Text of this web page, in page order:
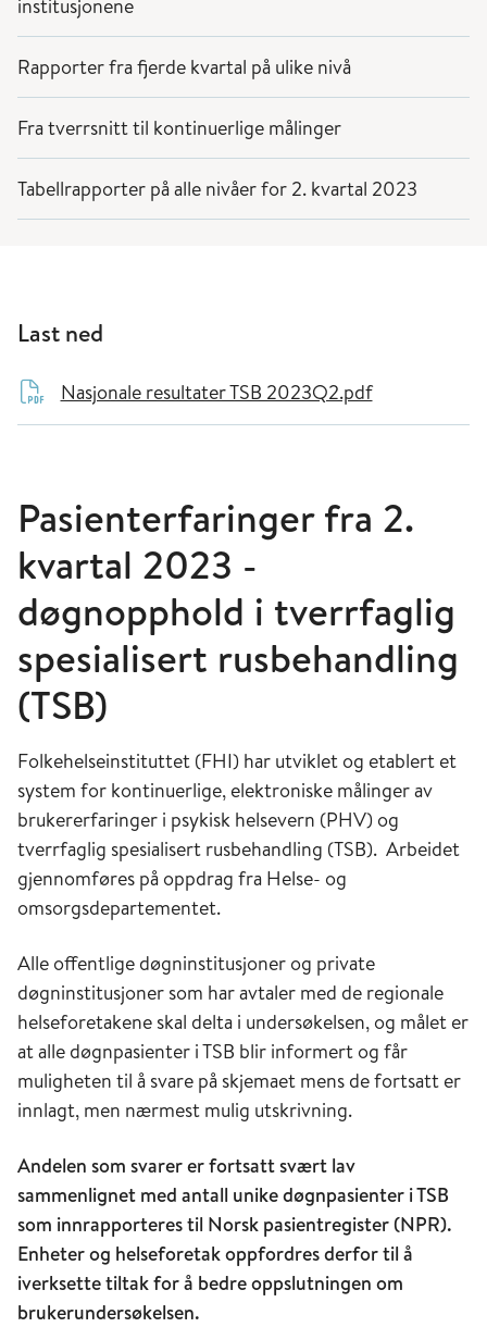
institusjonene
Rapporter fra fjerde kvartal på ulike nivå
Fra tverrsnitt til kontinuerlige målinger
Tabellrapporter på alle nivåer for 2. kvartal 2023
Last ned
Nasjonale resultater TSB 2023Q2.pdf
Pasienterfaringer fra 2.
kvartal 2023 -
døgnopphold i tverrfaglig
spesialisert rusbehandling
(TSB)
Folkehelseinstituttet (FHI) har utviklet og etablert et
system for kontinuerlige, elektroniske målinger av
brukererfaringer i psykisk helsevern (PHV) og
tverrfaglig spesialisert rusbehandling (TSB). Arbeidet
gjennomføres på oppdrag fra Helse- og
omsorgsdepartementet.
Alle offentlige døgninstitusjoner og private
døgninstitusjoner som har avtaler med de regionale
helseforetakene skal delta i undersøkelsen, og målet er
at alle døgnpasienter i TSB blir informert og får
muligheten til å svare på skjemaet mens de fortsatt er
innlagt, men nærmest mulig utskrivning.
Andelen som svarer er fortsatt svært lav
sammenlignet med antall unike døgnpasienter i TSB
som innrapporteres til Norsk pasientregister (NPR).
Enheter og helseforetak oppfordres derfor til å
iverksette tiltak for å bedre oppslutningen om
brukerundersøkelsen.